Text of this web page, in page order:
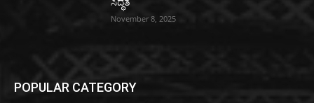
November 8, 2025
POPULAR CATEGORY